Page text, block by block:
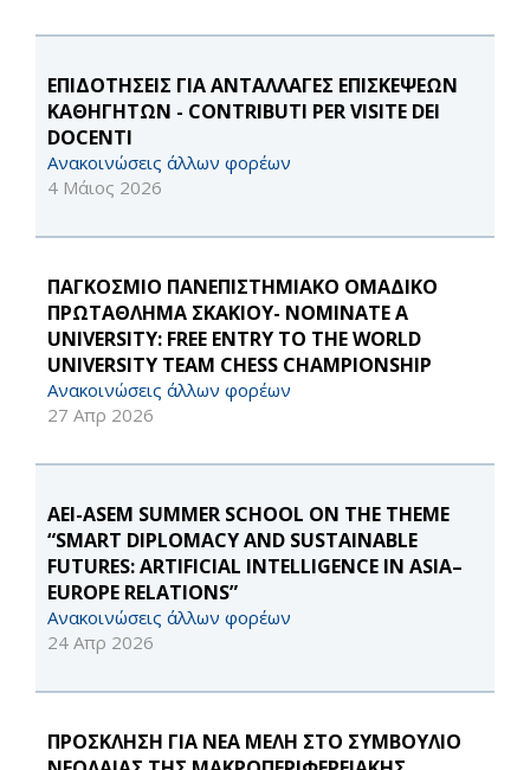
ΕΠΙΔΟΤΗΣΕΙΣ ΓΙΑ ΑΝΤΑΛΛΑΓΕΣ ΕΠΙΣΚΕΨΕΩΝ
ΚΑΘΗΓΗΤΩΝ - CONTRIBUTI PER VISITE DEI
DOCENTI
Ανακοινώσεις άλλων φορέων
4 Μάιος 2026
ΠΑΓΚΟΣΜΙΟ ΠΑΝΕΠΙΣΤΗΜΙΑΚΟ ΟΜΑΔΙΚΟ
ΠΡΩΤΑΘΛΗΜΑ ΣΚΑΚΙΟΥ- NOMINATE A
UNIVERSITY: FREE ENTRY TO THE WORLD
UNIVERSITY TEAM CHESS CHAMPIONSHIP
Ανακοινώσεις άλλων φορέων
27 Απρ 2026
AEI-ASEM SUMMER SCHOOL ON THE THEME
“SMART DIPLOMACY AND SUSTAINABLE
FUTURES: ARTIFICIAL INTELLIGENCE IN ASIA–
EUROPE RELATIONS”
Ανακοινώσεις άλλων φορέων
24 Απρ 2026
ΠΡΟΣΚΛΗΣΗ ΓΙΑ ΝΕΑ ΜΕΛΗ ΣΤΟ ΣΥΜΒΟΥΛΙΟ